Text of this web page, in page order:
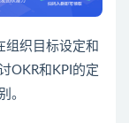
织目标设定和
OKR和KPI的定
。